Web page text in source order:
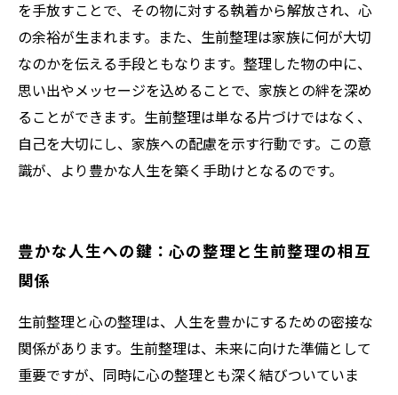
を手放すことで、その物に対する執着から解放され、心
の余裕が生まれます。また、生前整理は家族に何が大切
なのかを伝える手段ともなります。整理した物の中に、
思い出やメッセージを込めることで、家族との絆を深め
ることができます。生前整理は単なる片づけではなく、
自己を大切にし、家族への配慮を示す行動です。この意
識が、より豊かな人生を築く手助けとなるのです。
豊かな人生への鍵：心の整理と生前整理の相互
関係
生前整理と心の整理は、人生を豊かにするための密接な
関係があります。生前整理は、未来に向けた準備として
重要ですが、同時に心の整理とも深く結びついていま